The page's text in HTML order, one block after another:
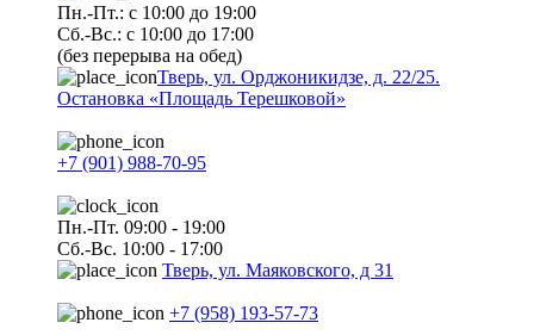
Пн.-Пт.: с 10:00 до 19:00
Сб.-Вс.: с 10:00 до 17:00
(без перерыва на обед)
Тверь, ул. Орджоникидзе, д. 22/25.
Остановка «Площадь Терешковой»
+7 (901) 988-70-95
Пн.-Пт. 09:00 - 19:00
Сб.-Вс. 10:00 - 17:00
Тверь, ул. Маяковского, д 31
+7 (958) 193-57-73